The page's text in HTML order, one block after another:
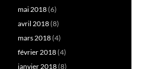
mai 2018(6)
avril 2018(8)
mars 2018(4)
février 2018(4)
janvier 2018(8)